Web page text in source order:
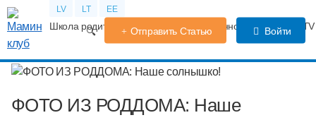
LV LT EE
Школа родителей Календарь беременности Форум
Отправить Статью Войти
ФОТО ИЗ РОДДОМА: Наше